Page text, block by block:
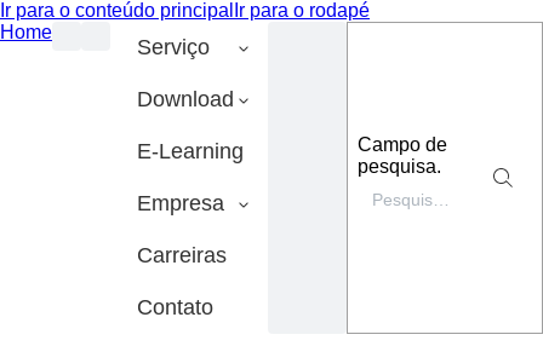
Ir para o conteúdo principal Ir para o rodapé
Home
Serviço
Download
E-Learning
Empresa
Carreiras
Contato
Campo de
pesquisa.